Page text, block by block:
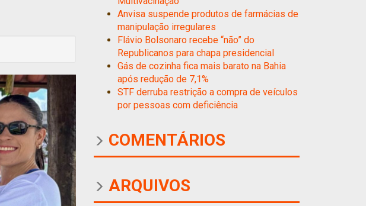
Anvisa suspende produtos de farmácias de
manipulação irregulares
Flávio Bolsonaro recebe “não” do
Republicanos para chapa presidencial
Gás de cozinha fica mais barato na Bahia
após redução de 7,1%
STF derruba restrição a compra de veículos
por pessoas com deficiência
COMENTÁRIOS
ARQUIVOS